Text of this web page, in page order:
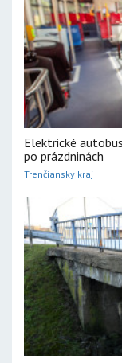
Elektrické
po prázdninách
Trenčiansky kraj